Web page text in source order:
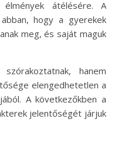
átélésére. A
hogy a gyerekek
meg, és saját maguk
hanem
elengedhetetlen a
A következőkben a
jelentőségét járjuk